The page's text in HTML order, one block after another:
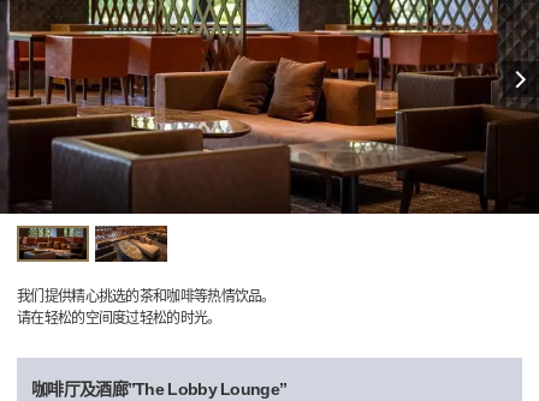
我们提供精心挑选的茶和咖啡等热情饮品。
请在轻松的空间度过轻松的时光。
咖啡厅及酒廊”The Lobby Lounge”